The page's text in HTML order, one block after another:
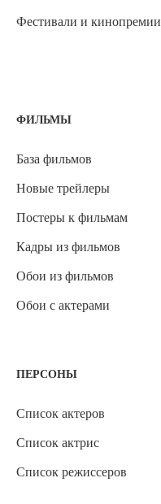
Фестивали и кинопремии
ФИЛЬМЫ
База фильмов
Новые трейлеры
Постеры к фильмам
Кадры из фильмов
Обои из фильмов
Обои с актерами
ПЕРСОНЫ
Список актеров
Список актрис
Список режиссеров